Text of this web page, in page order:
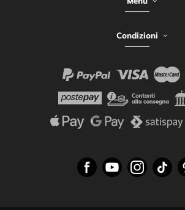
Condizioni